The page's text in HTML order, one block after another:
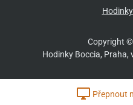
Copyright
Hodinky Boccia, Praha,
Přepnout